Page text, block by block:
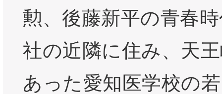
勲、後藤新平の青春
社の近隣に住み、天
あった愛知医学校の